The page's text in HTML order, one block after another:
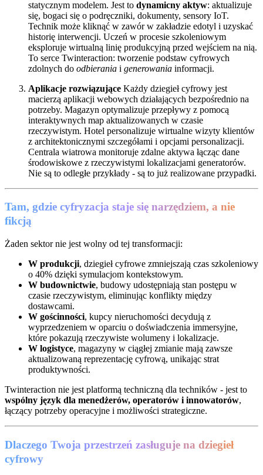
statycznym modelem. Jest to dynamicny aktyw: aktualizuje
się, bogaci się o podręczniki, dokumenty, sensory IoT.
Technik może kliknąć w zawór w zakładzie edotyl i uzyskać
historię interwencji. Uczeń w procesie szkoleniowym
eksploruje wirtualną linię produkcyjną przed wejściem na nią.
To serce Twinteraction: tworzenie podstaw cyfrowych
zdolnych do odbierania i generowania informacji.
Aplikacje rozwiązujące Każdy dziegieł cyfrowy jest
macierzą aplikacji webowych działających bezpośrednio na
potrzeby. Magazyn optymalizuje przepływy z pomocą
interaktywnych map aktualizowanych w czasie
rzeczywistym. Hotel personalizuje wirtualne wizyty klientów
z architektonicznymi szczegółami i opcjami personalizacji.
Centrala wiatrowa monitoruje zdalne aktywa łącząc dane
środowiskowe z rzeczywistymi lokalizacjami generatorów.
Nie są to odległe przykłady - są to już realizowane przypadki.
Tam, gdzie cyfryzacja staje się narzędziem, a nie
fikcją
Żaden sektor nie jest wolny od tej transformacji:
W produkcji, dziegieł cyfrowe zmniejszają czas szkoleniowy
o 40% dzięki symulacjom kontekstowym.
W budownictwie, budowy udostępniają stan postępu w
czasie rzeczywistym, eliminując konflikty między
dostawcami.
W gościnności, kupcy nieruchomości decydują z
wyprzedzeniem w oparciu o doświadczenia immersyjne,
które pokazują rzeczywiste wolumeny i lokalizacje.
W logistyce, magazyny w ciągłej zmianie mają zawsze
aktualizowaną reprezentację cyfrową, unikając strat
produktywności.
Twinteraction nie jest platformą techniczną dla techników - jest to
wspólny język dla menedżerów, operatorów i innowatorów,
łączący potrzeby operacyjne i możliwości strategiczne.
Dlaczego Twoja przestrzeń zasługuje na dziegieł
cyfrowy